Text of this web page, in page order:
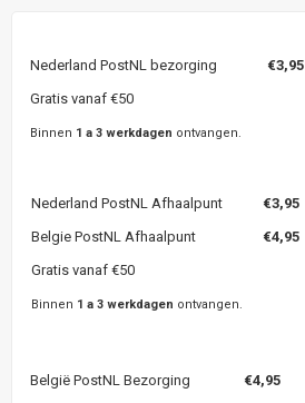
Nederland PostNL bezorging €3,95
Gratis vanaf €50
Binnen 1 a 3 werkdagen ontvangen.
Nederland PostNL Afhaalpunt €3,95
Belgie PostNL Afhaalpunt
€4,95
Gratis vanaf €50
Binnen 1 a 3 werkdagen ontvangen.
België PostNL Bezorging €4,95